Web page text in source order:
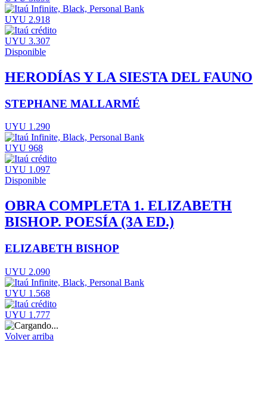
UYU 2.918
UYU 3.307
Disponible
HERODÍAS Y LA SIESTA DEL FAUNO
STEPHANE MALLARMÉ
UYU 1.290
UYU 968
UYU 1.097
Disponible
OBRA COMPLETA 1. ELIZABETH
BISHOP. POESÍA (3A ED.)
ELIZABETH BISHOP
UYU 2.090
UYU 1.568
UYU 1.777
Volver arriba